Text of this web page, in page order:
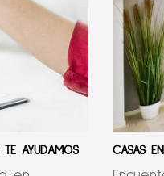
TE AYUDAMOS CASAS